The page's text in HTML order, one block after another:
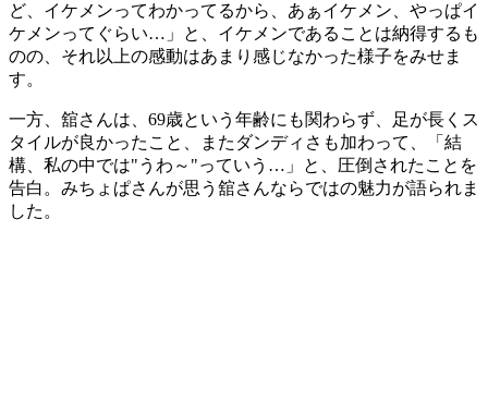
ど、イケメンってわかってるから、あぁイケメン、やっぱイ
ケメンってぐらい…」と、イケメンであることは納得するも
のの、それ以上の感動はあまり感じなかった様子をみせま
す。
一方、舘さんは、69歳という年齢にも関わらず、足が長くス
タイルが良かったこと、またダンディさも加わって、「結
構、私の中では"うわ～"っていう…」と、圧倒されたことを
告白。みちょぱさんが思う舘さんならではの魅力が語られま
した。